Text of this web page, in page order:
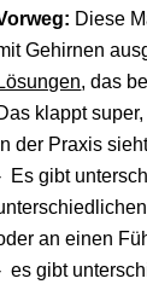
Diese
Gehirnen
Lösungen, das
klappt
In der Praxis
Es gibt
an einen
es gibt